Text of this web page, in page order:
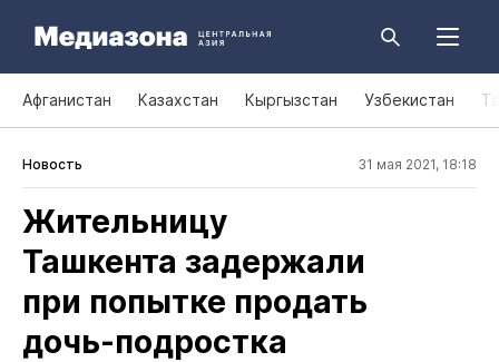
Афганистан Казахстан Кыргызстан Узбекистан
Новость 31 мая 2021, 18:18
Жительницу
Ташкента задержали
при попытке продать
дочь‑подростка